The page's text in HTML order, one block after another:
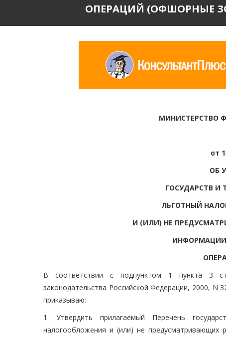
ОПЕРАЦИЙ (ОФШОРНЫЕ
МИНИСТЕРСТВО
от
ОБ
ГОСУДАРСТВ И
ЛЬГОТНЫЙ
И (ИЛИ) НЕ
В соответствии с подпунктом 1 пункта 3
законодательства Российской Федерации, 2000, N
приказываю:
1. Утвердить прилагаемый Перечень
налогообложения и (или) не предусматривающих